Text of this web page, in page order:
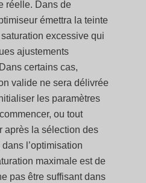
réelle. Dans de
émettra la teinte
excessive qui
ajustements
certains cas,
valide ne sera délivrée
les paramètres
ou tout
après la sélection des
l’optimisation
maximale est de
pas être suffisant dans